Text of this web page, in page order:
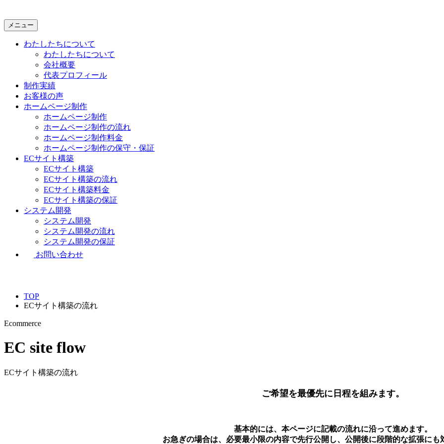
メニュー
わたしたちについて
わたしたちについて
会社概要
代表プロフィール
制作実績
お客様の声
ホームページ制作
ホームページ制作
ホームページ制作の流れ
ホームページ制作料金
ホームページ制作の保守・保証
ECサイト構築
ECサイト構築
ECサイト構築の流れ
ECサイト構築料金
ECサイト構築の保証
システム開発
システム開発
システム開発の流れ
システム開発の保証
お問い合わせ
TOP
ECサイト構築の流れ
Ecommerce
EC site flow
ECサイト構築の流れ
ご希望を最優先に日程を組みます。
基本的には、本ページに記載の流れに沿って進めます。
お急ぎの場合は、必要最小限の内容で先行公開し、公開後に段階的な拡張にも